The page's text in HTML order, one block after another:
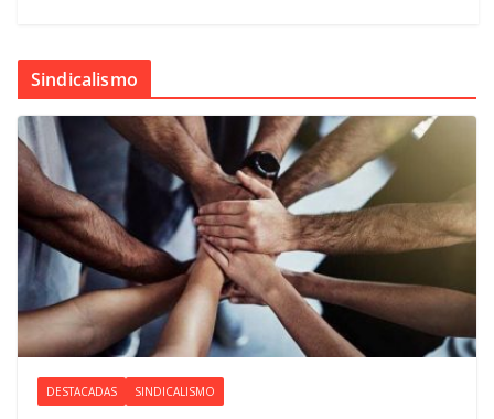
Sindicalismo
DESTACADAS SINDICALISMO